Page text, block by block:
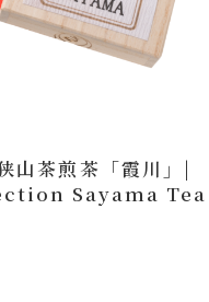
山茶煎茶「霞川」|
Sayama Tea